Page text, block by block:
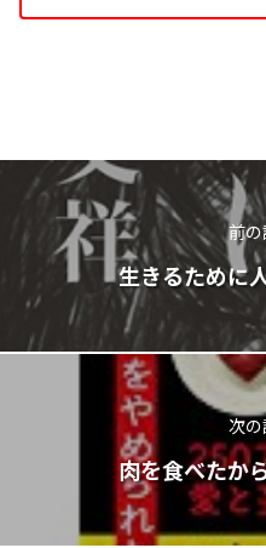
前
生きるために
次
肉を食べたか